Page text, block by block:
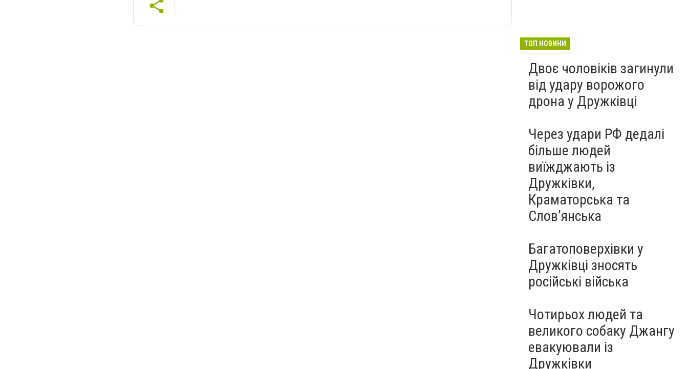
ТОП НОВИНИ
Двоє чоловіків загинули
від удару ворожого
дрона у Дружківці
Через удари РФ дедалі
більше людей
виїжджають із
Дружківки,
Краматорська та
Слов’янська
Багатоповерхівки у
Дружківці зносять
російські війська
Чотирьох людей та
великого собаку Джангу
евакуювали із
Дружківки